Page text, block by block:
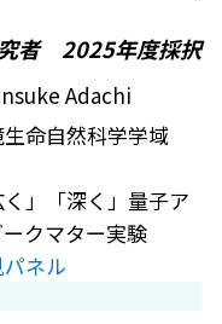
者 2025年度採択
Adachi
命自然科学学域
」「深く」量子ア
クマター実験
ネル